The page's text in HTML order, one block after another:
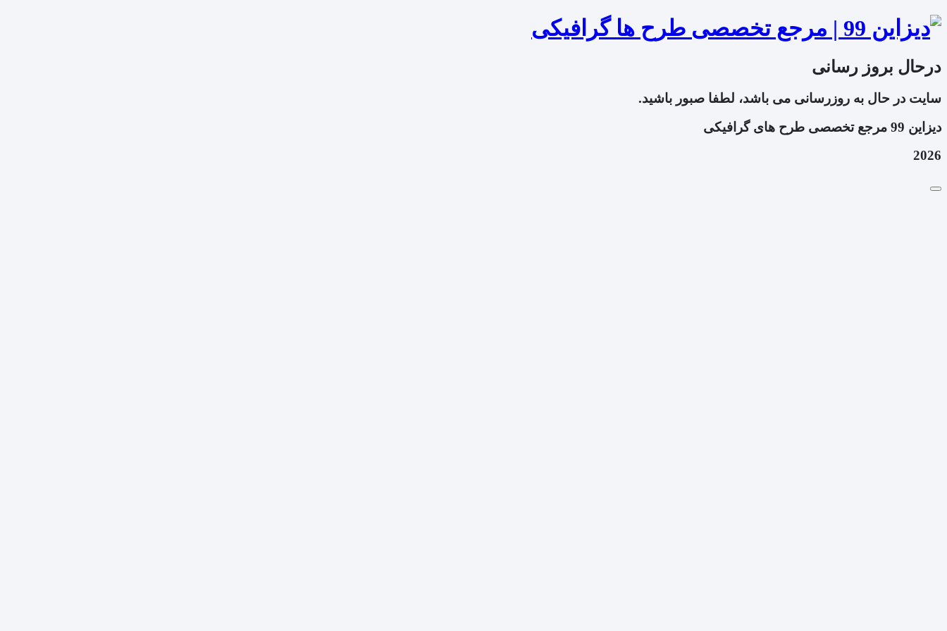
درحال بروز رسانی
سایت در حال به روزرسانی می باشد، لطفا صبور باشید.
دیزاین 99 مرجع تخصصی طرح های گرافیکی
2026